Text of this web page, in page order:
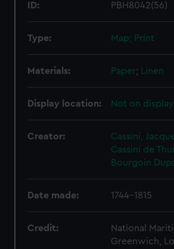
ID: PBH8042(56)
Type: Map; Print
Materials: Paper; Linen
Display location: Not on display
Creator: Cassini,
Cassini de
Bourgoin
Date made: 1744-1815
Credit:
National
Greenwich,